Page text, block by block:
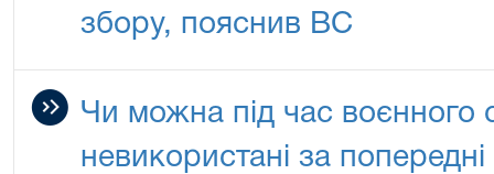
збору, пояснив ВС
Чи можна під час воєнного
невикористані за